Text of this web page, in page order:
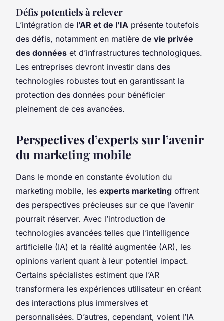
Défis potentiels à relever
L’intégration de l’AR et de l’IA présente toutefois
des défis, notamment en matière de vie privée
des données et d’infrastructures technologiques.
Les entreprises devront investir dans des
technologies robustes tout en garantissant la
protection des données pour bénéficier
pleinement de ces avancées.
Perspectives d’experts sur l’avenir
du marketing mobile
Dans le monde en constante évolution du
marketing mobile, les experts marketing offrent
des perspectives précieuses sur ce que l’avenir
pourrait réserver. Avec l’introduction de
technologies avancées telles que l’intelligence
artificielle (IA) et la réalité augmentée (AR), les
opinions varient quant à leur potentiel impact.
Certains spécialistes estiment que l’AR
transformera les expériences utilisateur en créant
des interactions plus immersives et
personnalisées. D’autres, cependant, voient l’IA